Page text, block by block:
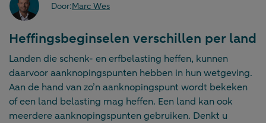
Door:Marc Wes
Heffingsbeginselen verschillen per land
Landen die schenk- en erfbelasting heffen, kunnen
daarvoor aanknopingspunten hebben in hun wetgeving.
Aan de hand van zo’n aanknopingspunt wordt bekeken
of een land belasting mag heffen. Een land kan ook
meerdere aanknopingspunten gebruiken. Denkt u